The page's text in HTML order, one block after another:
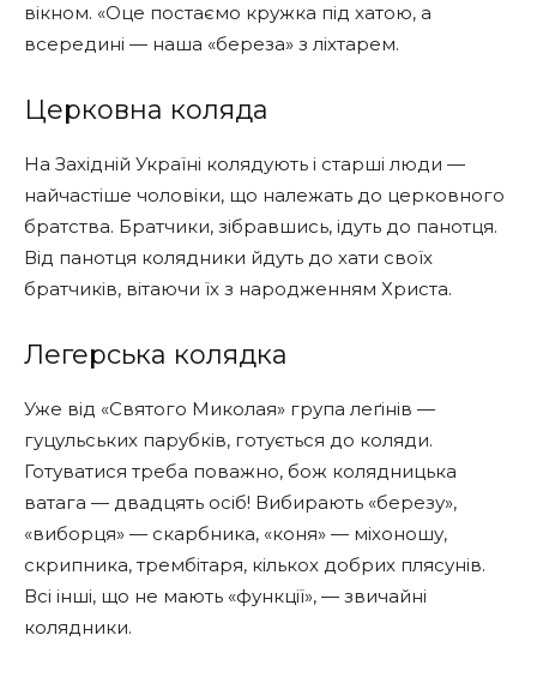
вікном. «Оце постаємо кружка під хатою, а
всередині — наша «береза» з ліхтарем.
Церковна коляда
На Західній Україні колядують і старші люди —
найчастіше чоловіки, що належать до церковного
братства. Братчики, зібравшись, ідуть до панотця.
Від панотця колядники йдуть до хати своїх
братчиків, вітаючи їх з народженням Христа.
Легерська колядка
Уже від «Святого Миколая» група леґінів —
гуцульських парубків, готується до коляди.
Готуватися треба поважно, бож колядницька
ватага — двадцять осіб! Вибирають «березу»,
«виборця» — скарбника, «коня» — міхоношу,
скрипника, трембітаря, кількох добрих плясунів.
Всі інші, що не мають «функції», — звичайні
колядники.